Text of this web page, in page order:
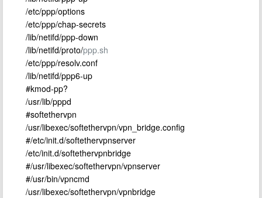
/etc/ppp/options
/etc/ppp/chap-secrets
/lib/netifd/ppp-down
/lib/netifd/proto/ppp.sh
/etc/ppp/resolv.conf
/lib/netifd/ppp6-up
#kmod-pp?
/usr/lib/pppd
#softethervpn
/usr/libexec/softethervpn/vpn_bridge.config
#/etc/init.d/softethervpnserver
/etc/init.d/softethervpnbridge
#/usr/libexec/softethervpn/vpnserver
#/usr/bin/vpncmd
/usr/libexec/softethervpn/vpnbridge